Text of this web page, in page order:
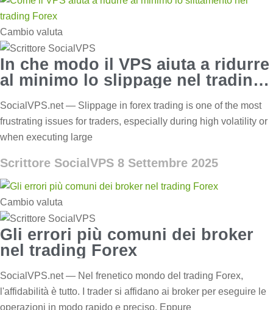
Cambio valuta
In che modo il VPS aiuta a ridurre
al minimo lo slippage nel trading
SocialVPS.net — Slippage in forex trading is one of the most
frustrating issues for traders, especially during high volatility or
when executing large
Scrittore SocialVPS 8 Settembre 2025
Cambio valuta
Gli errori più comuni dei broker
nel trading Forex
SocialVPS.net — Nel frenetico mondo del trading Forex,
l'affidabilità è tutto. I trader si affidano ai broker per eseguire le
operazioni in modo rapido e preciso. Eppure